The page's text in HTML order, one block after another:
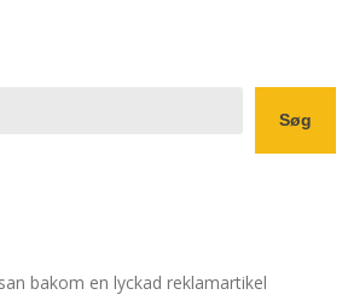
Søg
bakom en lyckad reklamartikel